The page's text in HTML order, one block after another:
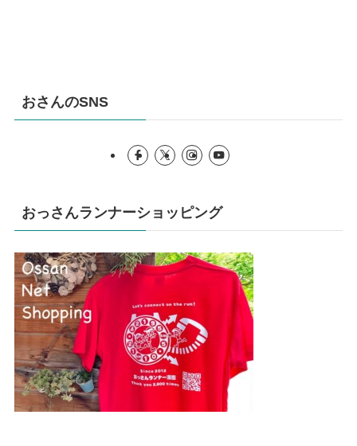
おさんのSNS
おっさんランナーショッピング